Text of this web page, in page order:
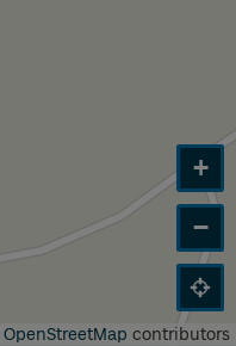
+
−
OpenStreetMap contributors